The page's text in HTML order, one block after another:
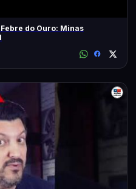
do Ouro: Minas